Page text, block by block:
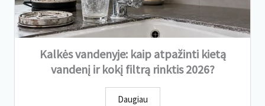
Kalkės vandenyje: kaip atpažinti kietą
vandenį ir kokį filtrą rinktis 2026?
Daugiau